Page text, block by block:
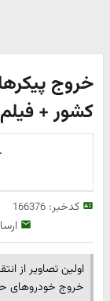
خروج
کشور + فیلم
کدخبر:166376
اولین تصاویر از
خروج خودرو‌های